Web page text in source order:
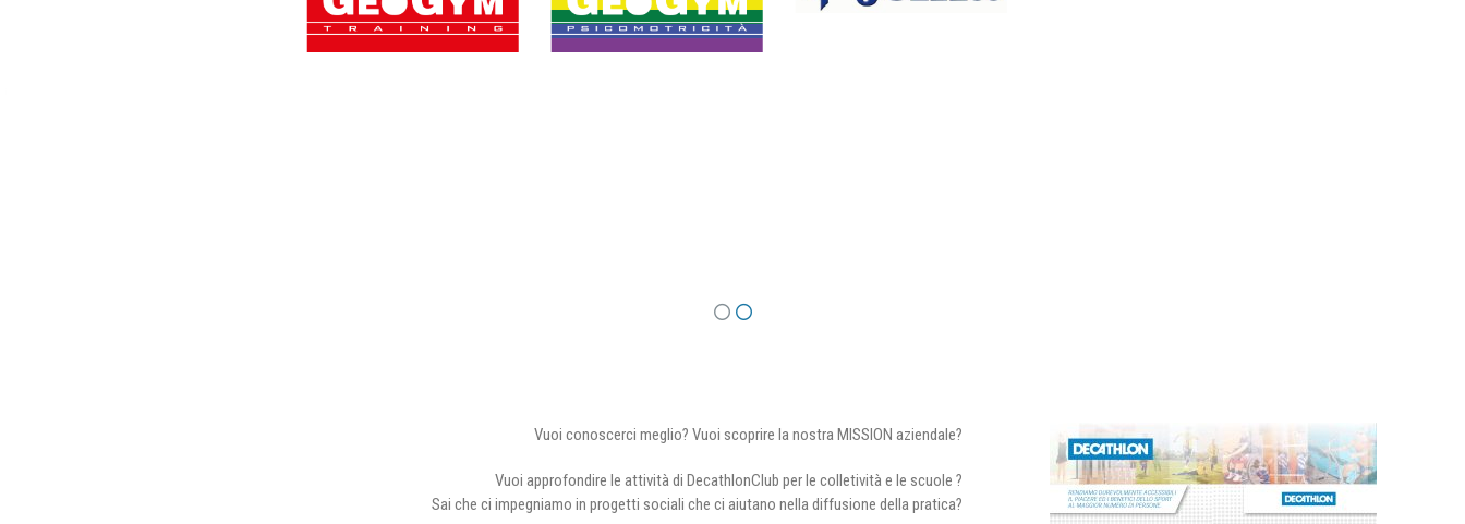
Vuoi conoscerci meglio? Vuoi scoprire la nostra MISSION aziendale?
Vuoi approfondire le attività di DecathlonClub per le colletività e le scuole ?
Sai che ci impegniamo in progetti sociali che ci aiutano nella diffusione della pratica?